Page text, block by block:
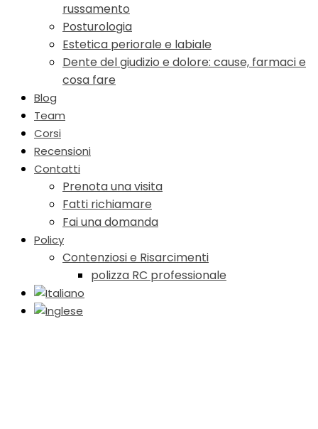
russamento
Posturologia
Estetica periorale e labiale
Dente del giudizio e dolore: cause, farmaci e
cosa fare
Blog
Team
Corsi
Recensioni
Contatti
Prenota una visita
Fatti richiamare
Fai una domanda
Policy
Contenziosi e Risarcimenti
polizza RC professionale